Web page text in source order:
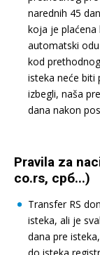
narednih 45
koja je
automatski
kod
isteka neće biti
izbegli, naša
dana nakon
Pravila za
co.rs, срб...)
Transfer RS
isteka, ali je
dana pre